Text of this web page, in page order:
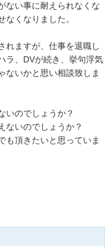
ない事に耐えられなくな
なくなりました。
れますが、仕事を退職し
ラ、DVが続き、挙句浮気
ないかと思い相談致しま
いのでしょうか？
ないのでしょうか？
も頂きたいと思っていま